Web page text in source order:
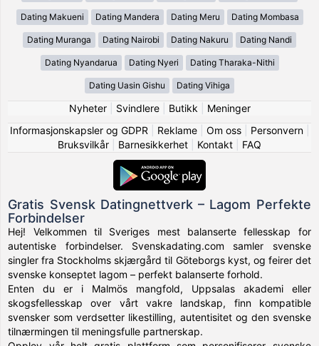
Dating Makueni Dating Mandera Dating Meru Dating Mombasa
Dating Muranga Dating Nairobi Dating Nakuru Dating Nandi
Dating Nyandarua Dating Nyeri Dating Tharaka-Nithi
Dating Uasin Gishu Dating Vihiga
Nyheter| Svindlere| Butikk
Meninger
Informasjonskapsler og GDPR
Reklame| Om oss| Personvern|
Bruksvilkår
Barnesikkerhet Kontakt FAQ
Gratis Svensk Datingnettverk – Lagom Perfekte
Forbindelser
Hej! Velkommen til Sveriges mest balanserte fellesskap for
autentiske forbindelser. Svenskadating.com samler svenske
singler fra Stockholms skjærgård til Göteborgs kyst, og feirer det
svenske konseptet lagom – perfekt balanserte forhold.
Enten du er i Malmös mangfold, Uppsalas akademi eller
skogsfellesskap over vårt vakre landskap, finn kompatible
svensker som verdsetter likestilling, autentisitet og den svenske
tilnærmingen til meningsfulle partnerskap.